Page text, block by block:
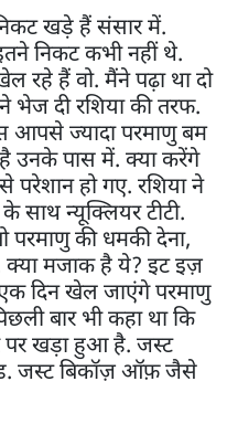
खड़े हैं संसार में.
निकट कभी नहीं थे.
रहे हैं वो. मैंने पढ़ा था दो
भेज दी रशिया की तरफ.
आपसे ज्यादा परमाणु बम
उनके पास में. क्या करेंगे
हो गए. रशिया ने
साथ न्यूक्लियर टीटी.
परमाणु की धमकी देना,
क्या मजाक है ये? इट इज़
दिन खेल जाएंगे परमाणु
बार भी कहा था कि
पर खड़ा हुआ है. जस्ट
जस्ट बिकॉज़ ऑफ़ जैसे